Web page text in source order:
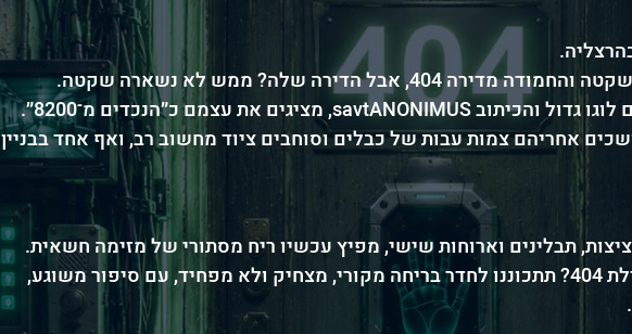
השכנים כבר מזמן לא ראו את הסבתא השקטה והחמודה מדירה 404, אבל הדירה שלה? ממש לא נשארה שקטה.
טיפוסים מוזרים בקפוצ’ונים שחורים, עם לוגו גדול והכיתוב savtANONIMUS, מציגים את עצמם כ״הנכדים מ־8200״.
אחריהם צמות עבות של כבלים וסוחבים ציוד מחשוב רב, ואף אחד בבניין
תבלינים וארוחות שישי, מפיץ עכשיו ריח מסתורי של מזימה חשאית.
סקרנים לדעת מה באמת קורה מאחורי דלת 404? תתכוננו לחדר בריחה מקורי, מצחיק ולא מפחיד, עם סיפור משוגע,